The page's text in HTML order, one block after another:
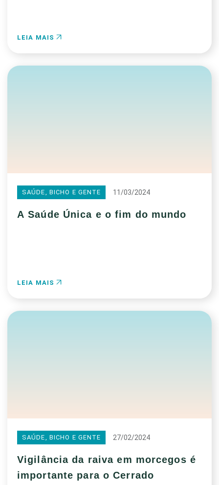
LEIA MAIS
SAÚDE, BICHO E GENTE 11/03/2024
A Saúde Única e o fim do mundo
LEIA MAIS
SAÚDE, BICHO E GENTE 27/02/2024
Vigilância da raiva em morcegos é
importante para o Cerrado